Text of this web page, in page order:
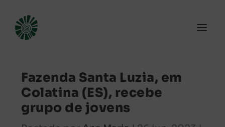
Fazenda Santa Luzia, em
Colatina (ES), recebe
grupo de jovens